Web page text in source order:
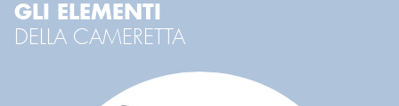
GLI ELEMENTI
DELLA CAMERETTA